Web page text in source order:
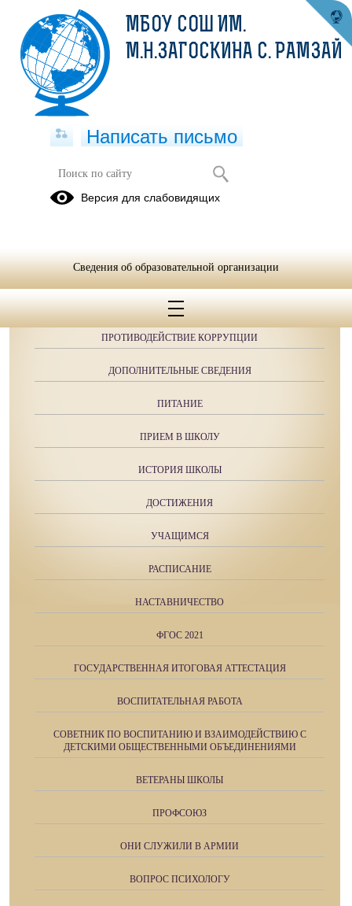
Публикации за 17.07.2025
ОБРАЩЕНИЯ ГРАЖДАН
ПРОТИВОДЕЙСТВИЕ КОРРУПЦИИ
ДОПОЛНИТЕЛЬНЫЕ СВЕДЕНИЯ
ПИТАНИЕ
ПРИЕМ В ШКОЛУ
ИСТОРИЯ ШКОЛЫ
ДОСТИЖЕНИЯ
УЧАЩИМСЯ
РАСПИСАНИЕ
НАСТАВНИЧЕСТВО
ФГОС 2021
ГОСУДАРСТВЕННАЯ ИТОГОВАЯ АТТЕСТАЦИЯ
ВОСПИТАТЕЛЬНАЯ РАБОТА
СОВЕТНИК ПО ВОСПИТАНИЮ И ВЗАИМОДЕЙСТВИЮ С
ДЕТСКИМИ ОБЩЕСТВЕННЫМИ ОБЪЕДИНЕНИЯМИ
ВЕТЕРАНЫ ШКОЛЫ
ПРОФСОЮЗ
ОНИ СЛУЖИЛИ В АРМИИ
ВОПРОС ПСИХОЛОГУ
МБОУ СОШ ИМ.
М.Н.ЗАГОСКИНА С. РАМЗАЙ
Написать письмо
Версия для слабовидящих
Сведения об образовательной организации